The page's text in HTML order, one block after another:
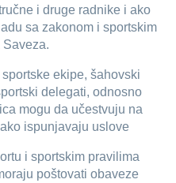
i druge radnike i ako
sa zakonom i sportskim
ekipe, šahovski
delegati, odnosno
mogu da učestvuju na
ispunjavaju uslove
i sportskim pravilima
poštovati obaveze